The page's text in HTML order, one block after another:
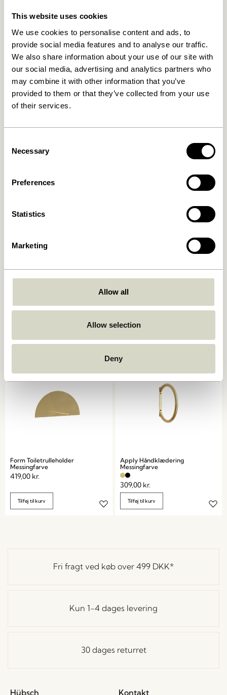
This website uses cookies
We use cookies to personalise content and ads, to
provide social media features and to analyse our traffic.
We also share information about your use of our site with
our social media, advertising and analytics partners who
may combine it with other information that you’ve
provided to them or that they’ve collected from your use
of their services.
Selection
Necessary
Preferences
Statistics
Marketing
Allow all
Allow selection
Deny
Relaterede varer
af 3)
krog Rød
Form Toiletrulleholder
Messingfarve
419,00 kr.
Tilføj til kurv
Apply Håndklædering
Messingfarve
309,00 kr.
Tilføj til kurv
Fri fragt ved køb over 499 DKK*
Kun 1-4 dages levering
30 dages returret
Hübsch
Kontakt